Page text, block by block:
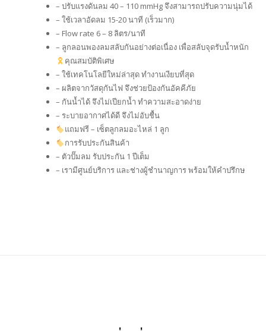
– ปรับแรงดันลม 40 – 110 mmHg จึงสามารถปรับความนุ่มได้
– ใช้เวลาอัดลม 15-20 นาที (เร็วมาก)
– Flow rate 6 – 8 ลิตร/นาที
– ลูกลอนพองลมสลับกันอย่างต่อเนื่อง เพื่อสลับจุดรับน้ำหนัก
คุณสมบัติพิเศษ
– ใช้เทคโนโลยีใหม่ล่าสุด ทำงานเงียบที่สุด
– ผลิตจากวัสดุกันไฟ จึงช่วยป้องกันอัคคีภัย
– กันน้ำได้ จึงไม่เปียกน้ำ ทำความสะอาดง่าย
– ระบายอากาศได้ดี จึงไม่อับชื้น
แถมฟรี – เซ็ตลูกลมอะไหล่ 1 ลูก
การรับประกันสินค้า
– ตัวปั๊มลม รับประกัน 1 ปีเต็ม
– เรามีศูนย์บริการ และช่างผู้ชำนาญการ พร้อมให้คำปรึกษ